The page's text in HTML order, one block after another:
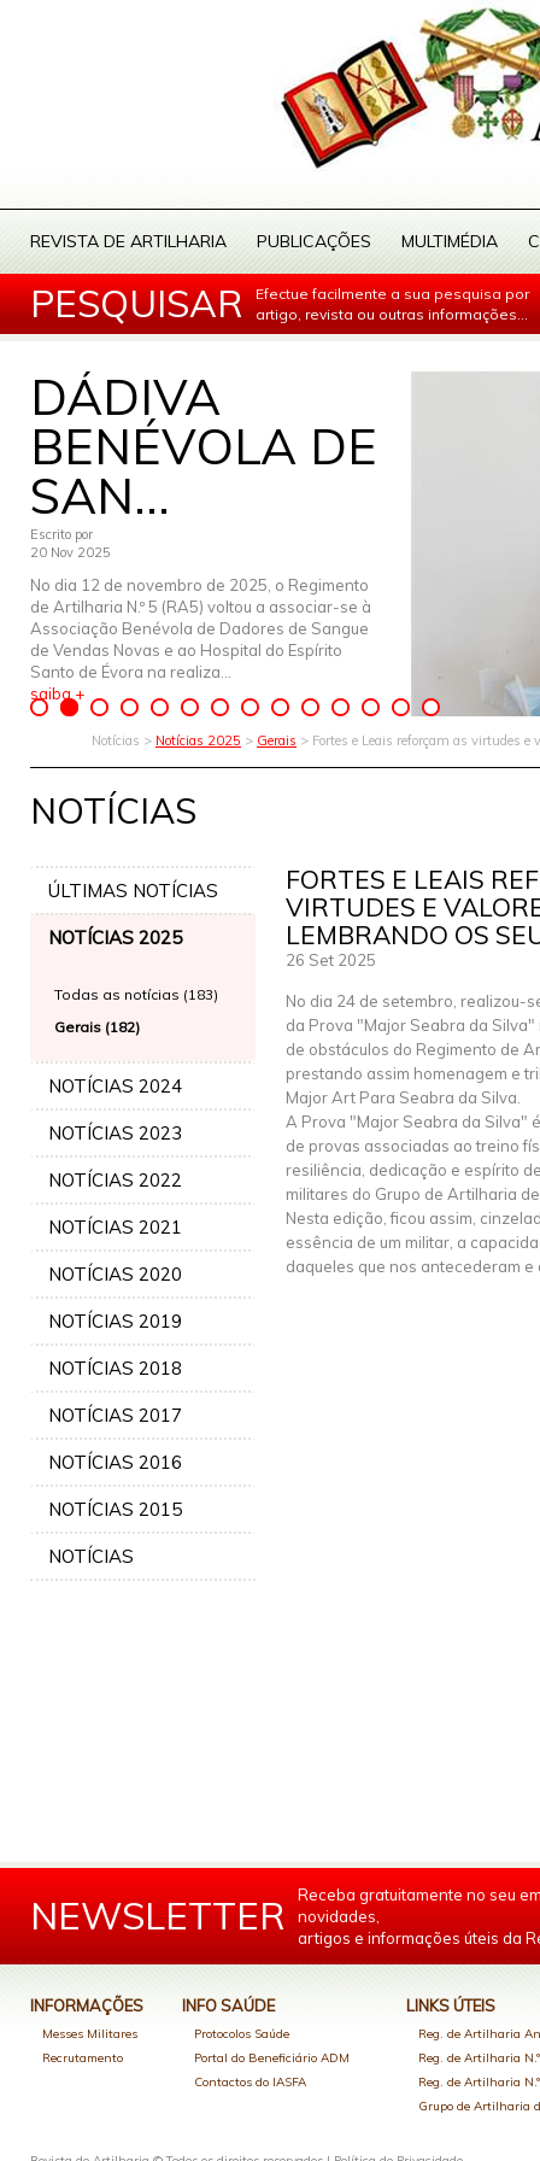
REVISTA DE ARTILHARIA PUBLICAÇÕES MULTIMÉDIA
PESQUISAR
Efectue facilmente a sua pesquisa por
artigo, revista ou outras informações...
DÁDIVA
BENÉVOLA DE
SAN...
Escrito por
20 Nov 2025
No dia 12 de novembro de 2025, o Regimento
de Artilharia N.º 5 (RA5) voltou a associar-se à
Associação Benévola de Dadores de Sangue
de Vendas Novas e ao Hospital do Espírito
Santo de Évora na realiza...
saiba +
Notícias > Notícias 2025 > Gerais > Fortes e Leais reforçam as virtudes
NOTÍCIAS
ÚLTIMAS NOTÍCIAS
NOTÍCIAS 2025
Todas as notícias (183)
Gerais (182)
NOTÍCIAS 2024
NOTÍCIAS 2023
NOTÍCIAS 2022
NOTÍCIAS 2021
NOTÍCIAS 2020
NOTÍCIAS 2019
NOTÍCIAS 2018
NOTÍCIAS 2017
NOTÍCIAS 2016
NOTÍCIAS 2015
NOTÍCIAS
FORTES E LEAIS
VIRTUDES E
LEMBRANDO OS
26 Set 2025
No dia 24 de setembro, realizou-
da Prova "Major Seabra da Silva"
de obstáculos do Regimento de
prestando assim homenagem e
Major Art Para Seabra da Silva.
A Prova "Major Seabra da Silva"
de provas associadas ao treino
resiliência, dedicação e espírito
militares do Grupo de Artilharia
Nesta edição, ficou assim,
essência de um militar, a
daqueles que nos antecederam e
NEWSLETTER
Receba gratuitamente no seu
novidades,
artigos e informações úteis da
INFORMAÇÕES
Messes Militares
Recrutamento
INFO SAÚDE
Protocolos Saúde
Portal do Beneficiário ADM
Contactos do IASFA
LINKS ÚTEIS
Reg. de Artilharia
Reg. de Artilharia
Reg. de Artilharia
Grupo de Artilharia